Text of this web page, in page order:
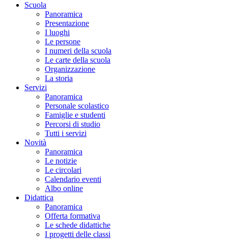
Scuola
Panoramica
Presentazione
I luoghi
Le persone
I numeri della scuola
Le carte della scuola
Organizzazione
La storia
Servizi
Panoramica
Personale scolastico
Famiglie e studenti
Percorsi di studio
Tutti i servizi
Novità
Panoramica
Le notizie
Le circolari
Calendario eventi
Albo online
Didattica
Panoramica
Offerta formativa
Le schede didattiche
I progetti delle classi